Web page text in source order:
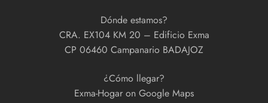
Dónde estamos?
CRA. EX104 KM 20 – Edificio Exma
CP 06460 Campanario BADAJOZ
¿Cómo llegar?
Exma-Hogar on Google Maps